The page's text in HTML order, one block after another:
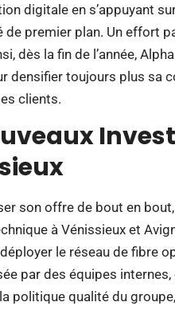
digitale en s’appuyant
de premier plan. Un effort
dès la fin de l’année,
densifier toujours plus sa
clients.
son offre de bout en
à Vénissieux et
le réseau de fibre
par des équipes
politique qualité du